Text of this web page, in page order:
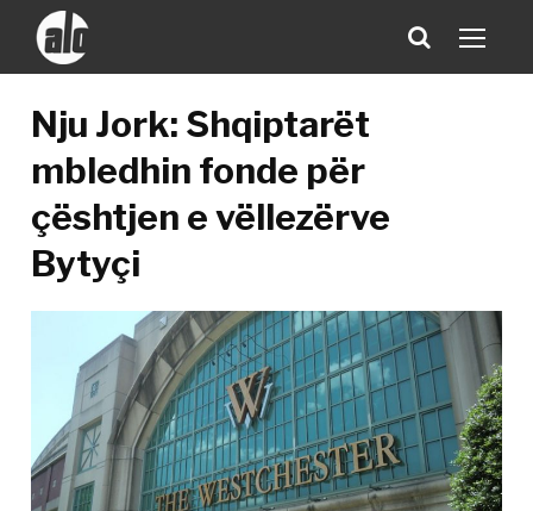
Nju Jork: Shqiptarët
mbledhin fonde për
çështjen e vëllezërve
Bytyçi